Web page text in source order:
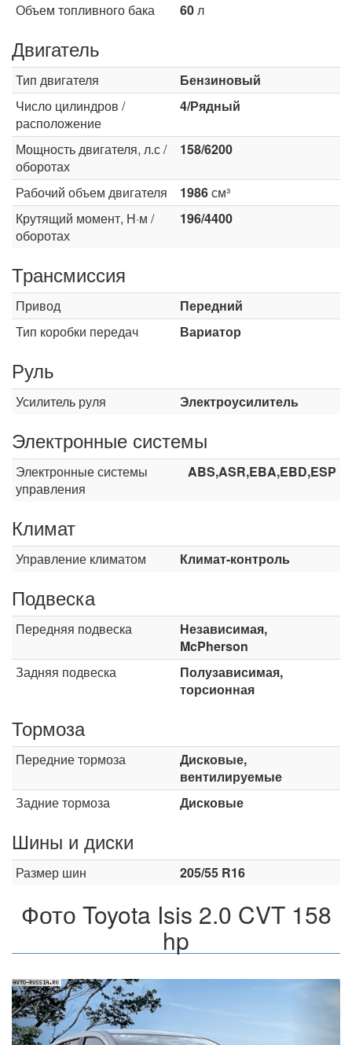
Объем топливного бака
60л
Двигатель
Тип двигателя
Бензиновый
Число цилиндров /
расположение
4/Рядный
Мощность двигателя, л.с /
оборотах
158/6200
Рабочий объем двигателя 1986см³
Крутящий момент, Н·м /
оборотах
196/4400
Трансмиссия
Привод
Передний
Тип коробки передач
Вариатор
Руль
Усилитель руля Электроусилитель
Электронные системы
Электронные системы
управления
ABS,ASR,EBA,EBD,ESP
Климат
Управление климатом Климат-контроль
Подвеска
Передняя подвеска
Независимая,
McPherson
Задняя подвеска
Полузависимая,
торсионная
Тормоза
Передние тормоза
Дисковые,
вентилируемые
Задние тормоза
Дисковые
Шины и диски
Размер шин 205/55 R16
Фото Toyota Isis 2.0 CVT 158
hp
Назад